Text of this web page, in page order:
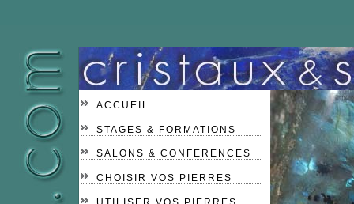
ACCUEIL
STAGES & FORMATIONS
SALONS & CONFERENCES
CHOISIR VOS PIERRES